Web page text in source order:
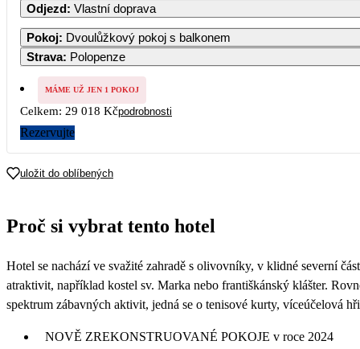
Odjezd: Vlastní doprava
Pokoj: Dvoulůžkový pokoj s balkonem
Strava: Polopenze
MÁME UŽ JEN 1 POKOJ
Celkem: 29 018 Kčpodrobnosti
Rezervujte
uložit do oblíbených
Proč si vybrat tento hotel
Hotel se nachází ve svažité zahradě s olivovníky, v klidné severní
atraktivit, například kostel sv. Marka nebo františkánský klášter.
spektrum zábavných aktivit, jedná se o tenisové kurty, víceúčelová
NOVĚ ZREKONSTRUOVANÉ POKOJE v roce 2024